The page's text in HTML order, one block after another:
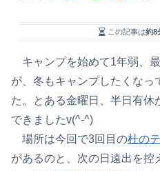
この記事は約8
キャンプを始めて1年弱、
が、冬もキャンプしたくなっ
た。とある金曜日、半日有
できましたv(^-^)
場所は今回で3回目の杜の
があるのと、次の日遠出を控